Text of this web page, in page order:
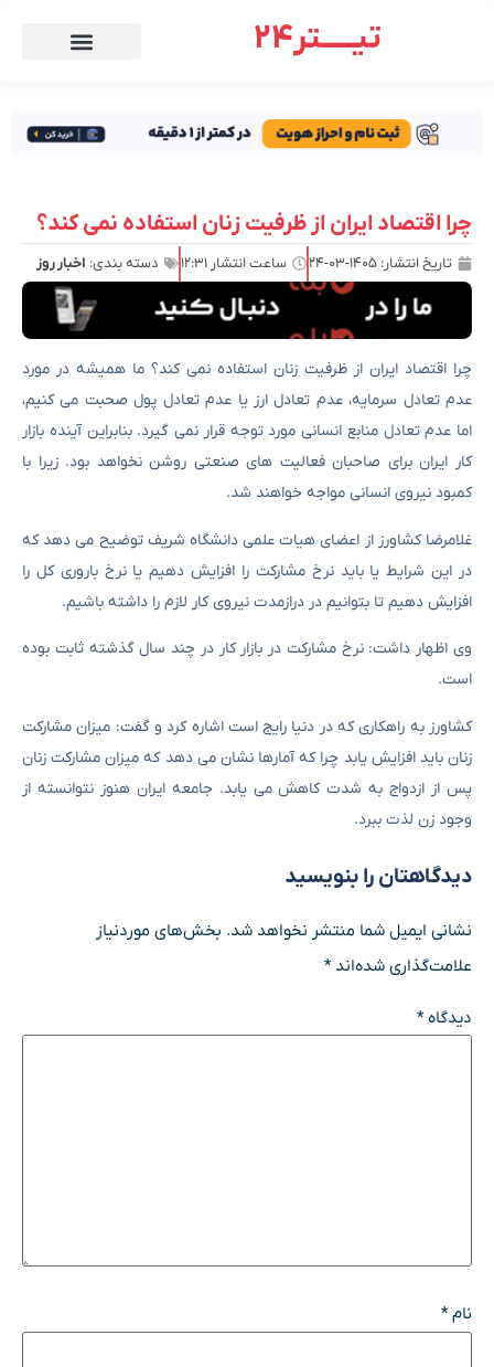
تیـــــتر24
چرا اقتصاد ایران از ظرفیت زنان استفاده نمی کند؟
تاریخ انتشار: ۱۴۰۵-۰۳-۲۴ ساعت انتشار ۱۲:۳۱ دسته بندی: اخبار روز
چرا اقتصاد ایران از ظرفیت زنان استفاده نمی کند؟ ما همیشه در مورد
عدم تعادل سرمایه، عدم تعادل ارز یا عدم تعادل پول صحبت می کنیم،
اما عدم تعادل منابع انسانی مورد توجه قرار نمی گیرد. بنابراین آینده بازار
کار ایران برای صاحبان فعالیت های صنعتی روشن نخواهد بود. زیرا با
کمبود نیروی انسانی مواجه خواهند شد.
غلامرضا کشاورز از اعضای هیات علمی دانشگاه شریف توضیح می دهد که
در این شرایط یا باید نرخ مشارکت را افزایش دهیم یا نرخ باروری کل را
افزایش دهیم تا بتوانیم در درازمدت نیروی کار لازم را داشته باشیم.
وی اظهار داشت: نرخ مشارکت در بازار کار در چند سال گذشته ثابت بوده
است.
کشاورز به راهکاری که در دنیا رایج است اشاره کرد و گفت: میزان مشارکت
زنان باید افزایش یابد چرا که آمارها نشان می دهد که میزان مشارکت زنان
پس از ازدواج به شدت کاهش می یابد. جامعه ایران هنوز نتوانسته از
وجود زن لذت ببرد.
دیدگاهتان را بنویسید
نشانی ایمیل شما منتشر نخواهد شد. بخش‌های موردنیاز
علامت‌گذاری شده‌اند*
دیدگاه*
نام*